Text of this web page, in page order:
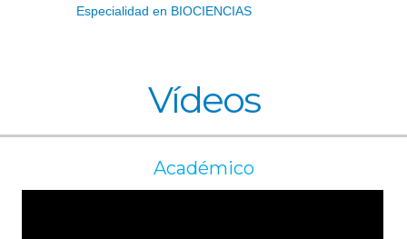
Especialidad en BIOCIENCIAS
Vídeos
Académico